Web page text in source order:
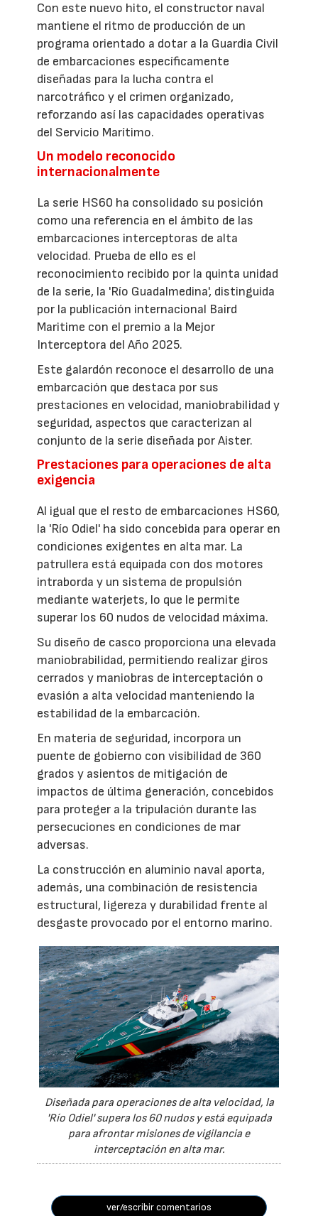
Con este nuevo hito, el constructor naval
mantiene el ritmo de producción de un
programa orientado a dotar a la Guardia Civil
de embarcaciones específicamente
diseñadas para la lucha contra el
narcotráfico y el crimen organizado,
reforzando así las capacidades operativas
del Servicio Marítimo.
Un modelo reconocido
internacionalmente
La serie HS60 ha consolidado su posición
como una referencia en el ámbito de las
embarcaciones interceptoras de alta
velocidad. Prueba de ello es el
reconocimiento recibido por la quinta unidad
de la serie, la 'Río Guadalmedina', distinguida
por la publicación internacional Baird
Maritime con el premio a la Mejor
Interceptora del Año 2025.
Este galardón reconoce el desarrollo de una
embarcación que destaca por sus
prestaciones en velocidad, maniobrabilidad y
seguridad, aspectos que caracterizan al
conjunto de la serie diseñada por Aister.
Prestaciones para operaciones de alta
exigencia
Al igual que el resto de embarcaciones HS60,
la 'Río Odiel' ha sido concebida para operar en
condiciones exigentes en alta mar. La
patrullera está equipada con dos motores
intraborda y un sistema de propulsión
mediante waterjets, lo que le permite
superar los 60 nudos de velocidad máxima.
Su diseño de casco proporciona una elevada
maniobrabilidad, permitiendo realizar giros
cerrados y maniobras de interceptación o
evasión a alta velocidad manteniendo la
estabilidad de la embarcación.
En materia de seguridad, incorpora un
puente de gobierno con visibilidad de 360
grados y asientos de mitigación de
impactos de última generación, concebidos
para proteger a la tripulación durante las
persecuciones en condiciones de mar
adversas.
La construcción en aluminio naval aporta,
además, una combinación de resistencia
estructural, ligereza y durabilidad frente al
desgaste provocado por el entorno marino.
Diseñada para operaciones de alta velocidad, la
'Río Odiel' supera los 60 nudos y está equipada
para afrontar misiones de vigilancia e
interceptación en alta mar.
ver/escribir comentarios